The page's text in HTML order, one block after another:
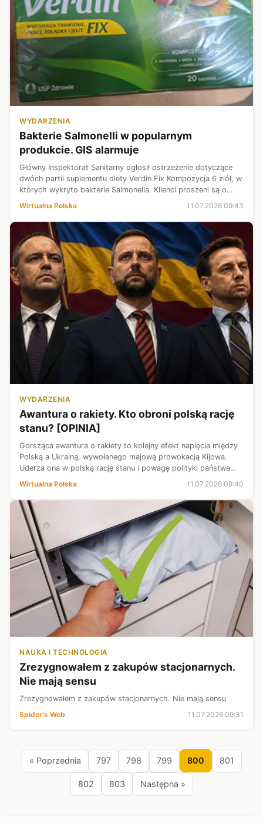
WYDARZENIA
Bakterie Salmonelli w popularnym
produkcie. GIS alarmuje
Główny Inspektorat Sanitarny ogłosił ostrzeżenie dotyczące
dwóch partii suplementu diety Verdin Fix Kompozycja 6 ziół, w
których wykryto bakterie Salmonella. Klienci proszeni są o
niespożywanie wskazanych produktów, a producent rozpoczął
Wirtualna Polska 11.07.2026 09:43
WYDARZENIA
Awantura o rakiety. Kto obroni polską rację
stanu? [OPINIA]
Gorsząca awantura o rakiety to kolejny efekt napięcia między
Polską a Ukrainą, wywołanego majową prowokacją Kijowa.
Uderza ona w polską rację stanu i powagę polityki państwa
dla polskich polity...
Wirtualna Polska 11.07.2026 09:40
NAUKA I TECHNOLOGIA
Zrezygnowałem z zakupów stacjonarnych.
Nie mają sensu
Zrezygnowałem z zakupów stacjonarnych. Nie mają sensu
Spider's Web
11.07.2026 09:31
« Poprzednia 797 798 799 800 801
802 803 Następna »